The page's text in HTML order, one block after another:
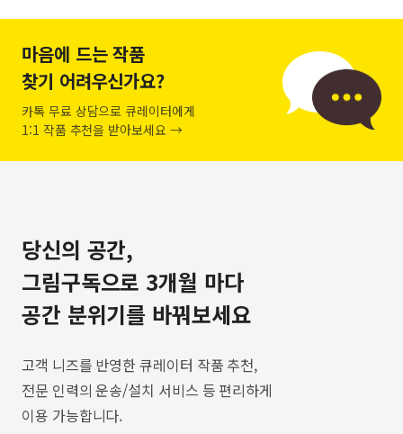
마음에 드는 작품
찾기 어려우신가요?
카톡 무료 상담으로 큐레이터에게
1:1 작품 추천을 받아보세요 →
당신의 공간,
그림구독으로 3개월 마다
공간 분위기를 바꿔보세요
고객 니즈를 반영한 큐레이터 작품 추천,
전문 인력의 운송/설치 서비스 등 편리하게
이용 가능합니다.